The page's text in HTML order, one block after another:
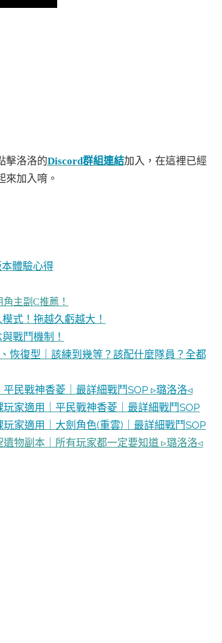
擊洛洛的Discord群組連結加入，在這裡已經
加入唷。
體驗心得
主副C推薦！
式！拖越久虧越大！
戰鬥機制！
恢復型｜該練到幾等？該配什麼隊員？全都
民戰神香菱｜最詳細戰鬥SOP ▹璐洛洛◃
家適用｜平民戰神香菱｜最詳細戰鬥SOP
家適用｜大劍角色(重雲)｜最詳細戰鬥SOP
物副本｜所有玩家都一定要知道 ▹璐洛洛◃